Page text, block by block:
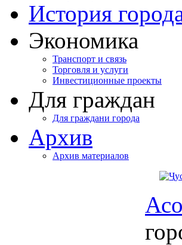
История
Экономика
Транспорт и связь
Торговля и услуги
Инвестиционные проекты
Для граждан
Для граждани города
Архив
Архив материалов